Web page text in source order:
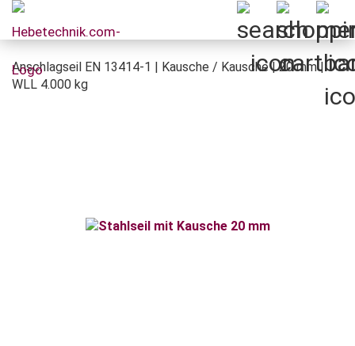
Anschlagseil EN 13414-1 | Kausche / Kausche | 20 mm |
WLL 4.000 kg